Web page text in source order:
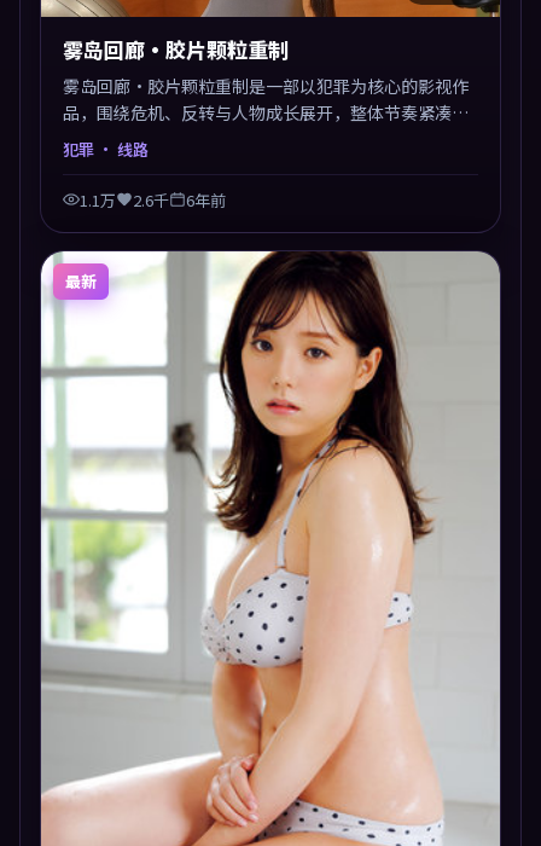
雾岛回廊·胶片颗粒重制
雾岛回廊·胶片颗粒重制是一部以犯罪为核心的影视作
品，围绕危机、反转与人物成长展开，整体节奏紧凑，
值得推荐观看。
犯罪 · 线路
1.1万 2.6千 6年前
最新